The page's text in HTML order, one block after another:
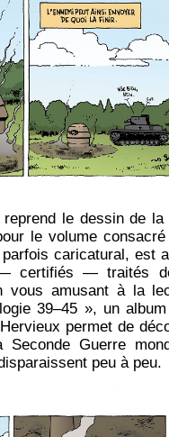
reprend le dessin de
le volume
caricatural, est
certifiés — traités
vous amusant à la
39–45 », un
permet de
Seconde Guerre
peu à peu.